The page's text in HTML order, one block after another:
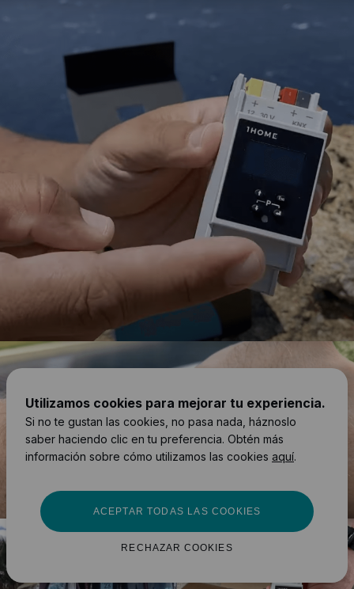
Utilizamos cookies para mejorar tu experiencia.
Si no te gustan las cookies, no pasa nada, háznoslo
saber haciendo clic en tu preferencia. Obtén más
información sobre cómo utilizamos las cookies aquí.
RECHAZAR COOKIES
ACEPTAR TODAS LAS COOKIES